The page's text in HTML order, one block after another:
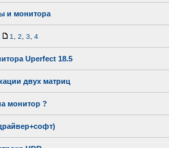
и монитора
1 2 3 4
Uperfect 18.5
двух матриц
монитор ?